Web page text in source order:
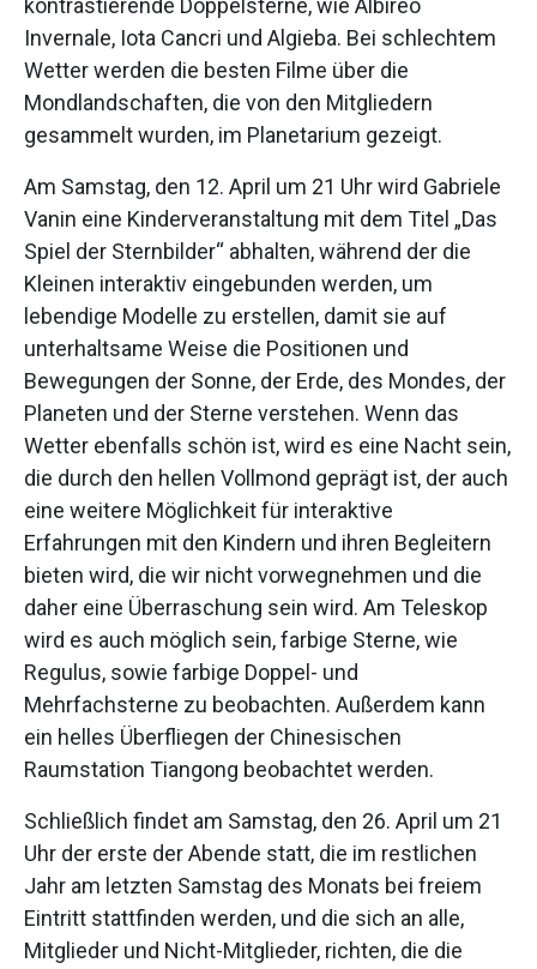
kontrastierende Doppelsterne, wie Albireo
Invernale, Iota Cancri und Algieba. Bei schlechtem
Wetter werden die besten Filme über die
Mondlandschaften, die von den Mitgliedern
gesammelt wurden, im Planetarium gezeigt.
Am Samstag, den 12. April um 21 Uhr wird Gabriele
Vanin eine Kinderveranstaltung mit dem Titel „Das
Spiel der Sternbilder“ abhalten, während der die
Kleinen interaktiv eingebunden werden, um
lebendige Modelle zu erstellen, damit sie auf
unterhaltsame Weise die Positionen und
Bewegungen der Sonne, der Erde, des Mondes, der
Planeten und der Sterne verstehen. Wenn das
Wetter ebenfalls schön ist, wird es eine Nacht sein,
die durch den hellen Vollmond geprägt ist, der auch
eine weitere Möglichkeit für interaktive
Erfahrungen mit den Kindern und ihren Begleitern
bieten wird, die wir nicht vorwegnehmen und die
daher eine Überraschung sein wird. Am Teleskop
wird es auch möglich sein, farbige Sterne, wie
Regulus, sowie farbige Doppel- und
Mehrfachsterne zu beobachten. Außerdem kann
ein helles Überfliegen der Chinesischen
Raumstation Tiangong beobachtet werden.
Schließlich findet am Samstag, den 26. April um 21
Uhr der erste der Abende statt, die im restlichen
Jahr am letzten Samstag des Monats bei freiem
Eintritt stattfinden werden, und die sich an alle,
Mitglieder und Nicht-Mitglieder, richten, die die